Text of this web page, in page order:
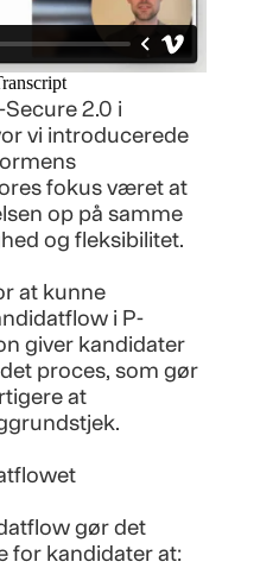
2.0 i
vi introducerede
fokus været at
op på samme
og fleksibilitet.
at kunne
i P-
giver kandidater
proces, som gør
at
gør det
for kandidater at: